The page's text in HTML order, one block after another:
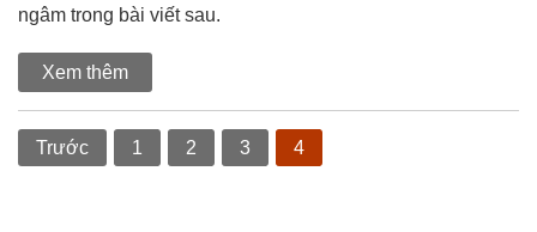
ngâm trong bài viết sau.
Xem thêm
Trước 1 2 3 4